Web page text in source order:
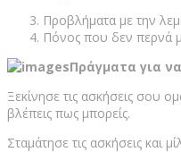
Προβλήματα με την
Πόνος που δεν περνά
Πράγματα για
Ξεκίνησε τις ασκήσεις σου
βλέπεις πως μπορείς.
Σταμάτησε τις ασκήσεις και